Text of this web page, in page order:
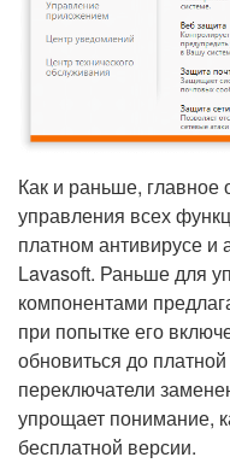
Как и раньше, главное
управления всех
платном антивирусе и
Lavasoft. Раньше для
компонентами
при попытке его
обновиться до
переключатели
упрощает понимание,
бесплатной версии.